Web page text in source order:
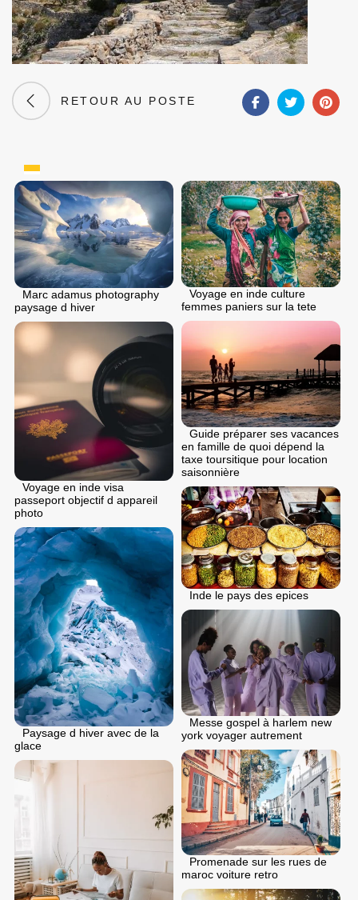
RETOUR AU POSTE
Marc adamus photography
paysage d hiver
Voyage en inde culture
femmes paniers sur la tete
Guide préparer ses vacances
en famille de quoi dépend la
taxe toursitique pour location
saisonnière
Voyage en inde visa
passeport objectif d appareil
photo
Inde le pays des epices
Paysage d hiver avec de la
glace
Messe gospel à harlem new
york voyager autrement
Promenade sur les rues de
maroc voiture retro